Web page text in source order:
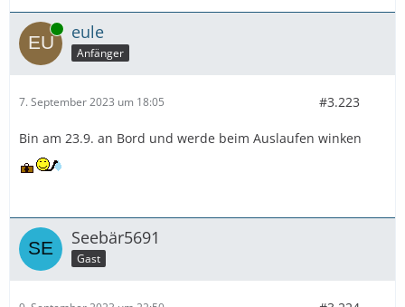
Online eule
Anfänger
7. September 2023 um 18:05 #3.223
Bin am 23.9. an Bord und werde beim Auslaufen winken
Seebär5691
Gast